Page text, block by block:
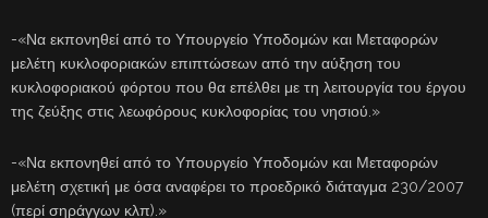
-«Να εκπονηθεί από το Υπουργείο Υποδομών και Μεταφορών
μελέτη κυκλοφοριακών επιπτώσεων από την αύξηση του
κυκλοφοριακού φόρτου που θα επέλθει με τη λειτουργία του έργου
της ζεύξης στις λεωφόρους κυκλοφορίας του νησιού.»
-«Να εκπονηθεί από το Υπουργείο Υποδομών και Μεταφορών
μελέτη σχετική με όσα αναφέρει το προεδρικό διάταγμα 230/2007
(περί σηράγγων κλπ).»